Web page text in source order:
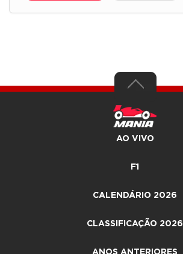
AO VIVO
F1
CALENDÁRIO 2026
CLASSIFICAÇÃO 2026
ANOS ANTERIORES